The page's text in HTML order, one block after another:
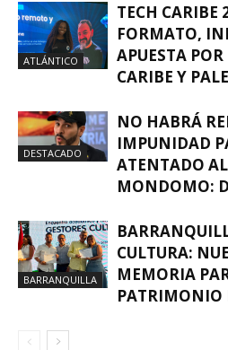
ATLÁNTICO
TECH CARIBE
FORMATO,
APUESTA
CARIBE Y
DESTACADO
NO HABRÁ
IMPUNIDAD
ATENTADO AL
MONDOMO:
BARRANQUILLA
CULTURA:
MEMORIA
PATRIMONIO